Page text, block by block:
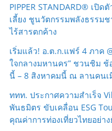
PIPPER STANDARD® เปิ
เลี้ยง ชูนวัตกรรมพลังธรรม
ไร้สารตกค้าง
เริ่มแล้ว! อ.ต.ก.แฟร์ 4 ภาค
ใจกลางมหานคร” ชวนชิม
นี้ – 8 สิงหาคมนี้ ณ ลานคนเ
ททท. ประกาศความสำเร็จ
พันธมิตร ขับเคลื่อน ESG
คุณค่าการท่องเที่ยวไทยอย่า